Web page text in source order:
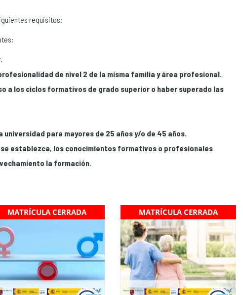
requisitos:
de nivel 2 de la misma familia y área profesional.
a los ciclos formativos de grado superior o haber superado las
universidad para mayores de 25 años y/o de 45 años.
se establezca, los conocimientos formativos o profesionales
la formación.
MATRÍCULA CERRADA MATRÍCULA CERRADA